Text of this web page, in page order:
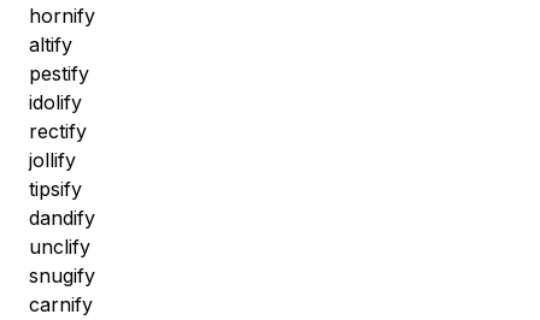
hornify
altify
pestify
idolify
rectify
jollify
tipsify
dandify
unclify
snugify
carnify